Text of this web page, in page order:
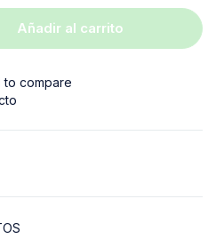
Añadir al carrito
to compare